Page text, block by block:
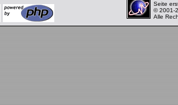
Seite
© 2001-
Alle